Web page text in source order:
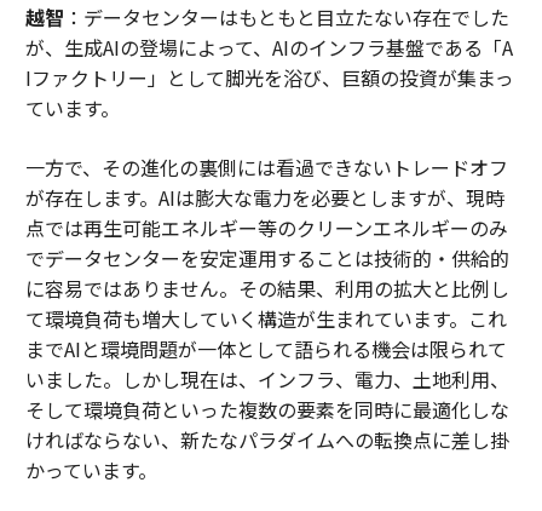
越智 ：データセンターはもともと目立たない存在でした
が、生成AIの登場によって、AIのインフラ基盤である「A
Iファクトリー」として脚光を浴び、巨額の投資が集まっ
ています。
一方で、その進化の裏側には看過できないトレードオフ
が存在します。AIは膨大な電力を必要としますが、現時
点では再生可能エネルギー等のクリーンエネルギーのみ
でデータセンターを安定運用することは技術的・供給的
に容易ではありません。その結果、利用の拡大と比例し
て環境負荷も増大していく構造が生まれています。これ
までAIと環境問題が一体として語られる機会は限られて
いました。しかし現在は、インフラ、電力、土地利用、
そして環境負荷といった複数の要素を同時に最適化しな
ければならない、新たなパラダイムへの転換点に差し掛
かっています。